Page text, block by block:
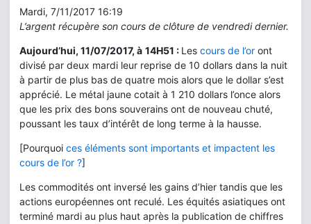
Mardi, 7/11/2017 16:19
L’argent récupère son cours de clôture de vendredi dernier.
Aujourd’hui, 11/07/2017, à 14H51 : Les cours de l’or ont
divisé par deux mardi leur reprise de 10 dollars dans la nuit
à partir de plus bas de quatre mois alors que le dollar s’est
apprécié. Le métal jaune cotait à 1 210 dollars l’once alors
que les prix des bons souverains ont de nouveau chuté,
poussant les taux d’intérêt de long terme à la hausse.
[Pourquoi ces éléments sont importants et impactent les
cours de l’or ?]
Les commodités ont inversé les gains d’hier tandis que les
actions européennes ont reculé. Les équités asiatiques ont
terminé mardi au plus haut après la publication de chiffres